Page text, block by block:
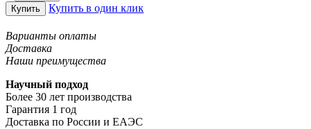
Купить Купить в один клик
Варианты оплаты
Доставка
Наши преимущества
Научный подход
Более 30 лет производства
Гарантия 1 год
Доставка по России и ЕАЭС